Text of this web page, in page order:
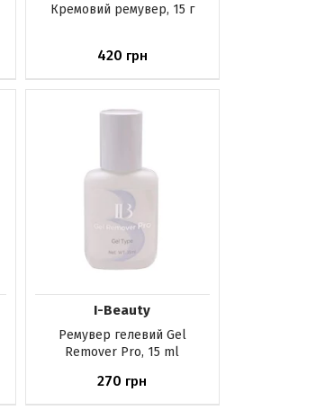
Кремовий ремувер, 15 г
420 грн
I-Beauty
Ремувер гелевий Gel
Remover Pro, 15 ml
270 грн